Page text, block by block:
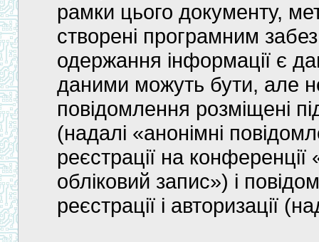
рамки цього документу,
створені програмним
одержання інформації є
даними можуть бути, але
повідомлення розміщені
(надалі «анонімні
реєстрації на
обліковий запис») і
реєстрації і авторизації